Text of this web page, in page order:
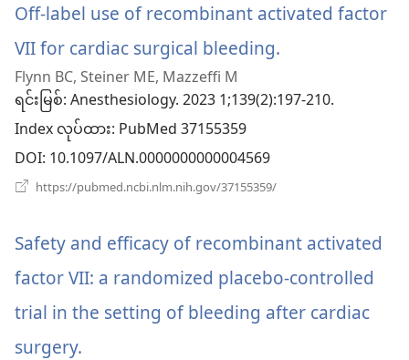
င့်
နေ
Off-label use of recombinant activated factor
VII for cardiac surgical bleeding.
တယ်)
Flynn BC, Steiner ME, Mazzeffi M
ရင်းမြစ်‎: Anesthesiology. 2023 1;139(2):197-210.
Index လုပ်ထား‎: PubMed 37155359
DOI‎: 10.1097/ALN.0000000000004569
https://pubmed.ncbi.nlm.nih.gov/37155359/
နေ
တယ်)
Safety and efficacy of recombinant activated
factor VII: a randomized placebo-controlled
trial in the setting of bleeding after cardiac
surgery.